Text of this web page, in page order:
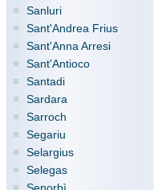
Sanluri
Sant'Andrea Frius
Sant'Anna Arresi
Sant'Antioco
Santadi
Sardara
Sarroch
Segariu
Selargius
Selegas